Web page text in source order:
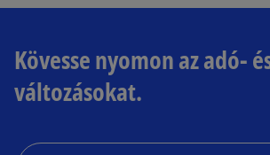
Kövesse nyomon az adó-
változásokat.